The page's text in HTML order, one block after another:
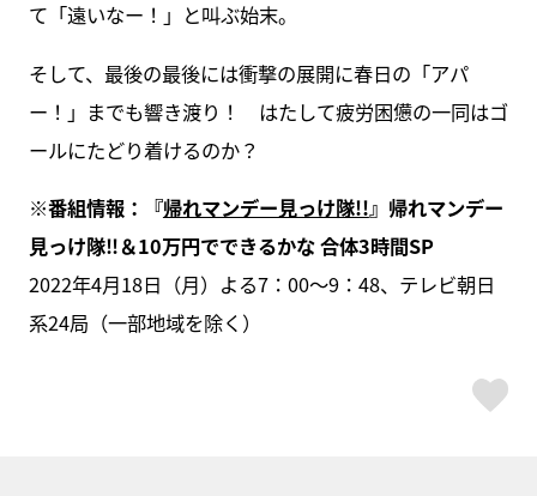
て「遠いなー！」と叫ぶ始末。
そして、最後の最後には衝撃の展開に春日の「アパ
ー！」までも響き渡り！ はたして疲労困憊の一同はゴ
ールにたどり着けるのか？
※番組情報：『帰れマンデー見っけ隊!!』帰れマンデー
見っけ隊‼＆10万円でできるかな 合体3時間SP
2022年4月18日（月）よる7：00～9：48、テレビ朝日
系24局（一部地域を除く）